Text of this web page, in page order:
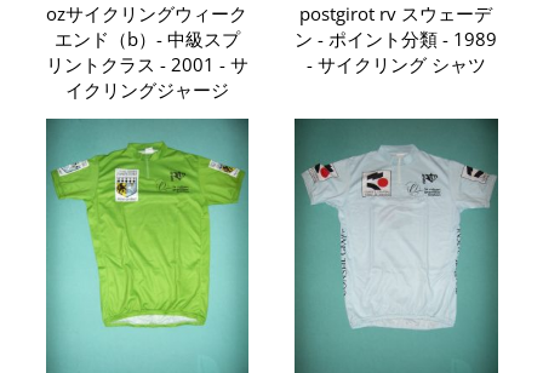
ozサイクリングウィーク
エンド（b）- 中級スプ
リントクラス - 2001 - サ
イクリングジャージ
postgirot rv スウェーデ
ン - ポイント分類 - 1989
- サイクリング シャツ